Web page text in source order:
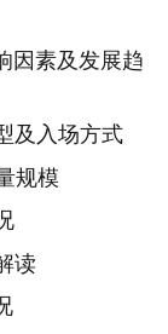
因素及发展趋
及入场方式
规模
读